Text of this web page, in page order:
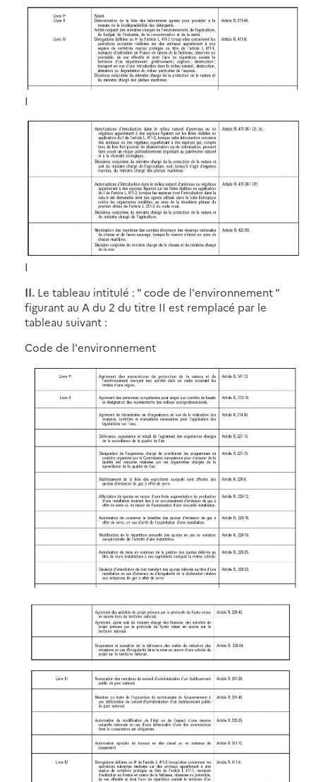
I
I
II. Le tableau intitulé : " code de l'environnement "
figurant au A du 2 du titre II est remplacé par le
tableau suivant :
Code de l'environnement